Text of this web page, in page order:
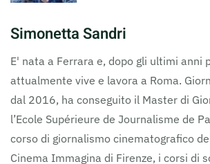
Simonetta Sandri
E' nata a Ferrara e, dopo gli ultimi anni
attualmente vive e lavora a Roma.
dal 2016, ha conseguito il Master di
l’Ecole Supérieure de Journalisme de
corso di giornalismo cinematografico
Cinema Immagina di Firenze, i corsi di